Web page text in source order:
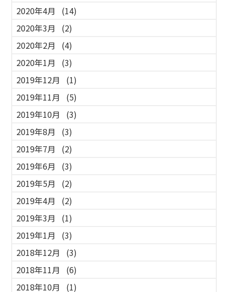
2020年4月
(14)
2020年3月
(2)
2020年2月
(4)
2020年1月
(3)
2019年12月
(1)
2019年11月
(5)
2019年10月
(3)
2019年8月
(3)
2019年7月
(2)
2019年6月
(3)
2019年5月
(2)
2019年4月
(2)
2019年3月
(1)
2019年1月
(3)
2018年12月
(3)
2018年11月
(6)
2018年10月
(1)